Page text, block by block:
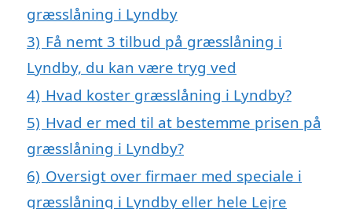
græsslåning i Lyndby
3) Få nemt 3 tilbud på græsslåning i
Lyndby, du kan være tryg ved
4) Hvad koster græsslåning i Lyndby?
5) Hvad er med til at bestemme prisen på
græsslåning i Lyndby?
6) Oversigt over firmaer med speciale i
græsslåning i Lyndby eller hele Lejre